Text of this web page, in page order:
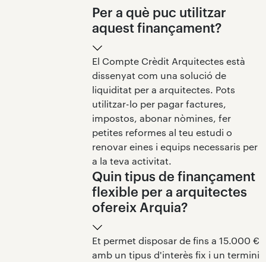
Per a què puc utilitzar
aquest finançament?
El Compte Crèdit Arquitectes està
dissenyat com una solució de
liquiditat per a arquitectes. Pots
utilitzar-lo per pagar factures,
impostos, abonar nòmines, fer
petites reformes al teu estudi o
renovar eines i equips necessaris per
a la teva activitat.
Quin tipus de finançament
flexible per a arquitectes
ofereix Arquia?
Et permet disposar de fins a 15.000 €
amb un tipus d'interès fix i un termini